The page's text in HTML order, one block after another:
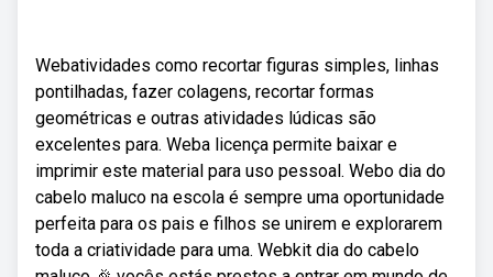
Webatividades como recortar figuras simples, linhas
pontilhadas, fazer colagens, recortar formas
geométricas e outras atividades lúdicas são
excelentes para. Weba licença permite baixar e
imprimir este material para uso pessoal. Webo dia do
cabelo maluco na escola é sempre uma oportunidade
perfeita para os pais e filhos se unirem e explorarem
toda a criatividade para uma. Webkit dia do cabelo